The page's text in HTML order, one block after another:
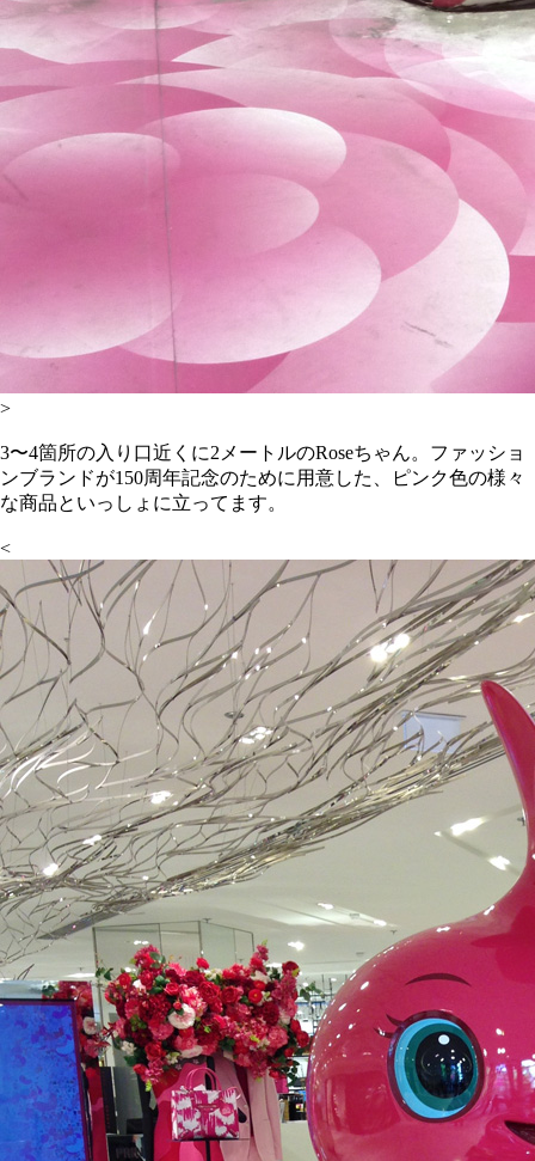
>
3〜4箇所の入り口近くに2メートルのRoseちゃん。ファッショ
ンブランドが150周年記念のために用意した、ピンク色の様々
な商品といっしょに立ってます。
<